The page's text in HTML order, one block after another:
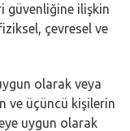
güvenliğine ilişkin
çevresel ve
olarak veya
ve üçüncü kişilerin
uygun olarak